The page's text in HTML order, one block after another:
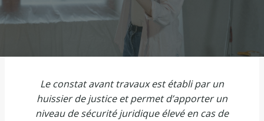
Le constat avant travaux est établi par un
huissier de justice et permet d’apporter un
niveau de sécurité juridique élevé en cas de